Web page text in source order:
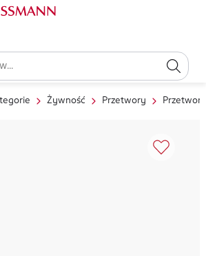
Żywność Przetwory